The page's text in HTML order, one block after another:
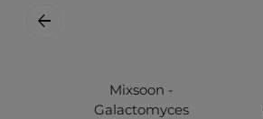
Mixsoon -
Galactomyces